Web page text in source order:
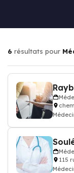
6 résultats pour
115